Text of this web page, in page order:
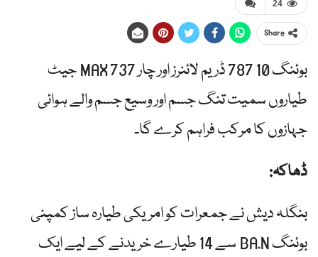
24
Share
بوئنگ 10 787 ڈریم لائنرز اور چار 737 MAX جیٹ
طیاروں سمیت تنگ جسم اور وسیع جسم والے ہوائی
جہازوں کا مرکب فراہم کرے گا۔
ڈھاکہ:
بنگلہ دیش نے جمعرات کو امریکی طیارہ ساز کمپنی
بوئنگ BA.N سے 14 طیارے خریدنے کے لیے ایک